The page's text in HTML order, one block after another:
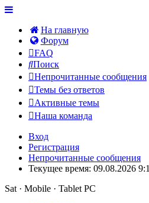
На главную
Форум
FAQ
Поиск
Непрочитанные сообщения
Темы без ответов
Активные темы
Наша команда
Вход
Регистрация
Непрочитанные сообщения
Текущее время: 09.08.2026
Sat · Mobile · Tablet PC